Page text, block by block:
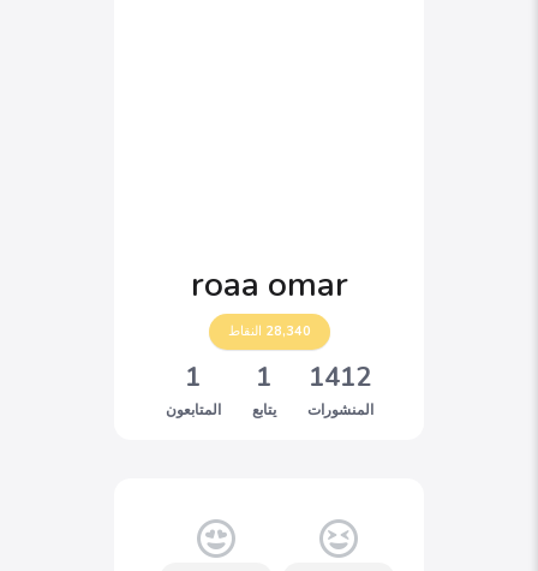
roaa omar
28,340 النقاط
1412
المنشورات
1
يتابع
1
المتابعون